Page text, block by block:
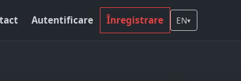
Autentificare Înregistrare EN▾